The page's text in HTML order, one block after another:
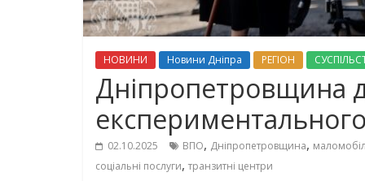
НОВИНИ Новини Дніпра РЕГІОН
Дніпропетровщина
02.10.2025 ВПО, Дніпропетровщина,
соціальні послуги, транзитні центри